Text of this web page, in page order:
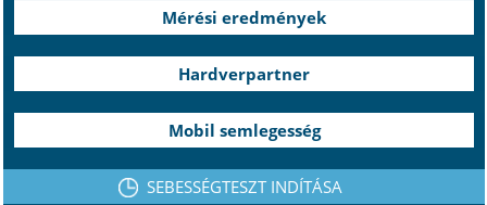
Mérési eredmények
Hardverpartner
Mobil semlegesség
SEBESSÉGTESZT INDÍTÁSA